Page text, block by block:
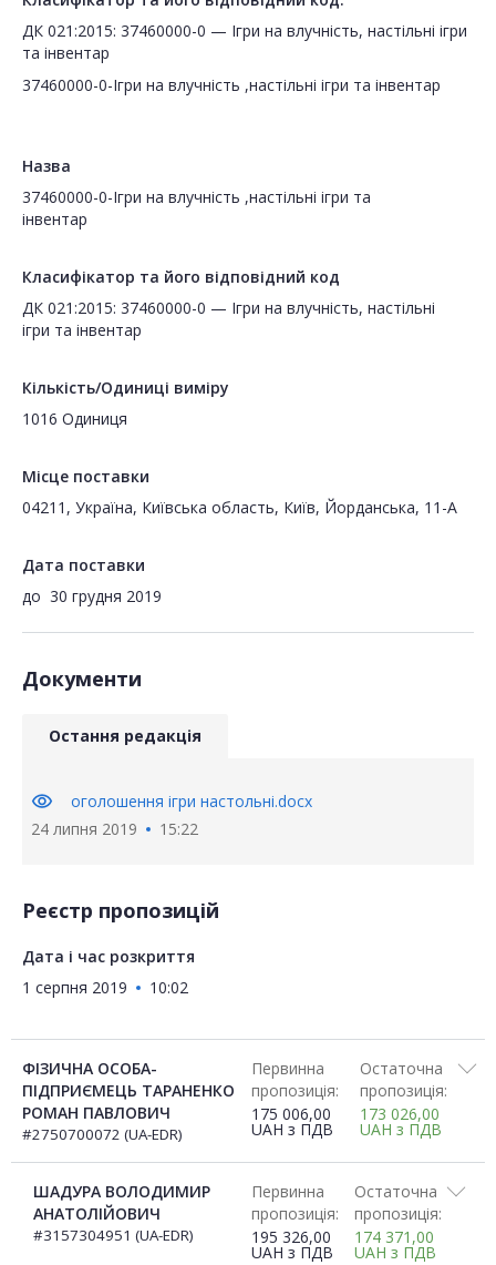
ДК 021:2015: 37460000-0 — Ігри на влучність, настільні ігри
та інвентар
37460000-0-Ігри на влучність ,настільні ігри та інвентар
Назва
37460000-0-Ігри на влучність ,настільні ігри та
інвентар
Класифікатор та його відповідний код
ДК 021:2015: 37460000-0 — Ігри на влучність, настільні
ігри та інвентар
Кількість/Одиниці виміру
1016 Одиниця
Місце поставки
04211, Україна, Київська область, Київ, Йорданська, 11-А
Дата поставки
до 30 грудня 2019
Документи
Остання редакція
visibility
оголошення ігри настольні.docx
24 липня 2019
15:22
Реєстр пропозицій
Дата і час розкриття
1 серпня 2019
10:02
ФІЗИЧНА ОСОБА-
ПІДПРИЄМЕЦЬ ТАРАНЕНКО
РОМАН ПАВЛОВИЧ
#2750700072 (UA-EDR)
Первинна
пропозиція:
175 006,00
UAH з ПДВ
Остаточна
пропозиція:
173 026,00
UAH з ПДВ
ШАДУРА ВОЛОДИМИР
АНАТОЛІЙОВИЧ
#3157304951 (UA-EDR)
Первинна
пропозиція:
195 326,00
UAH з ПДВ
Остаточна
пропозиція:
174 371,00
UAH з ПДВ